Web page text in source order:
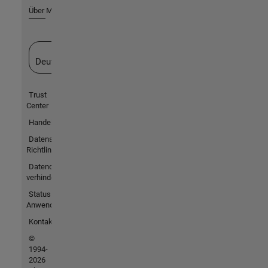
Über MathWorks
Deutschland
Trust
Center
Handelsmarken
Datenschutz-
Richtlinien
Datendiebstahl
verhindern
Status von
Anwendungen
Kontakt
©
1994-
2026